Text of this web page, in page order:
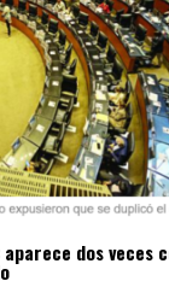
aparece dos